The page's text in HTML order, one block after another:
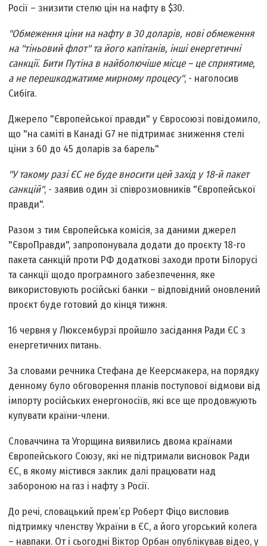
Росії – знизити стелю цін на нафту в $30.
"Обмеження ціни на нафту в 30 доларів, нові обмеження
на "тіньовий флот" та його капітанів, інші енергетичні
санкції. Бити Путіна в найболючіше місце – це сприятиме,
а не перешкоджатиме мирному процесу", - наголосив
Сибіга.
Джерело "Європейської правди" у Євросоюзі повідомило,
що "на саміті в Канаді G7 не підтримає зниження стелі
ціни з 60 до 45 доларів за барель"
"У такому разі ЄС не буде вносити цей захід у 18-й пакет
санкцій", - заявив один зі співрозмовників "Європейської
правди".
Разом з тим Європейська комісія, за даними джерел
"ЄвроПравди", запропонувала додати до проєкту 18-го
пакета санкцій проти РФ додаткові заходи проти Білорусі
та санкції щодо програмного забезпечення, яке
використовують російські банки – відповідний оновлений
проєкт буде готовий до кінця тижня.
16 червня у Люксембурзі пройшло засідання Ради ЄС з
енергетичних питань.
За словами речника Стефана де Кеерсмакера, на порядку
денному було обговорення планів поступової відмови від
імпорту російських енергоносіїв, які все ще продовжують
купувати країни-члени.
Словаччина та Угорщина виявились двома країнами
Європейського Союзу, які не підтримали висновок Ради
ЄС, в якому містився заклик далі працювати над
забороною на газ і нафту з Росії.
До речі, словацький прем’єр Роберт Фіцо висловив
підтримку членству України в ЄС, а його угорський колега
– навпаки. От і сьогодні Віктор Орбан опублікував відео, у